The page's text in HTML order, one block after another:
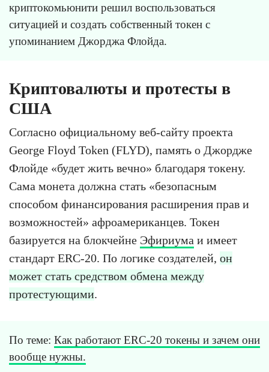
криптокомьюнити решил воспользоваться
ситуацией и создать собственный токен с
упоминанием Джорджа Флойда.
Криптовалюты и протесты в
США
Согласно официальному веб-сайту проекта
George Floyd Token (FLYD), память о Джордже
Флойде «будет жить вечно» благодаря токену.
Сама монета должна стать «безопасным
способом финансирования расширения прав и
возможностей» афроамериканцев. Токен
базируется на блокчейне Эфириума и имеет
стандарт ERC-20. По логике создателей, он
может стать средством обмена между
протестующими.
По теме: Как работают ERC-20 токены и зачем они
вообще нужны.